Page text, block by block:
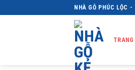
to
NHÀ GỖ PHÚC LỘC
TRANG